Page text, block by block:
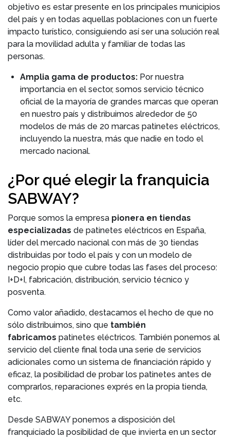
objetivo es estar presente en los principales municipios
del país y en todas aquellas poblaciones con un fuerte
impacto turístico, consiguiendo así ser una solución real
para la movilidad adulta y familiar de todas las
personas.
Amplia gama de productos: Por nuestra
importancia en el sector, somos servicio técnico
oficial de la mayoría de grandes marcas que operan
en nuestro país y distribuimos alrededor de 50
modelos de más de 20 marcas patinetes eléctricos,
incluyendo la nuestra, más que nadie en todo el
mercado nacional.
¿Por qué elegir la franquicia
SABWAY?
Porque somos la empresa pionera en tiendas
especializadas de patinetes eléctricos en España,
líder del mercado nacional con más de 30 tiendas
distribuidas por todo el país y con un modelo de
negocio propio que cubre todas las fases del proceso:
I+D+I, fabricación, distribución, servicio técnico y
posventa.
Como valor añadido, destacamos el hecho de que no
sólo distribuimos, sino que también
fabricamos patinetes eléctricos. También ponemos al
servicio del cliente final toda una serie de servicios
adicionales como un sistema de financiación rápido y
eficaz, la posibilidad de probar los patinetes antes de
comprarlos, reparaciones exprés en la propia tienda,
etc.
Desde SABWAY ponemos a disposición del
franquiciado la posibilidad de que invierta en un sector